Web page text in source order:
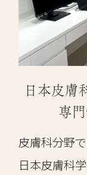
日本皮膚
専
皮膚科分野
日本皮膚科